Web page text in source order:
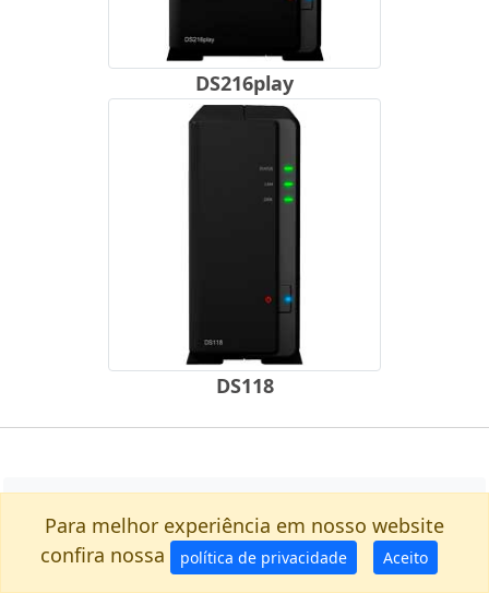
DS216play
DS118
Backup
Tudo o que você precisa saber sobre
Para melhor experiência em nosso website
confira nossa
política de privacidade Aceito